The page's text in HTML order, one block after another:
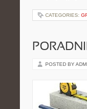
CATEGORIES:
POSTED BY